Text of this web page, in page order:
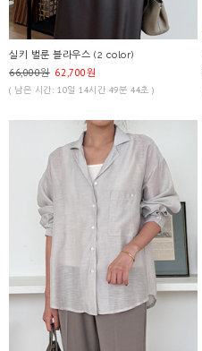
실키 벌룬 블라우스 (2 color)
66,000원 62,700원
( 남은 시간: 10일 14시간 49분 44초 )